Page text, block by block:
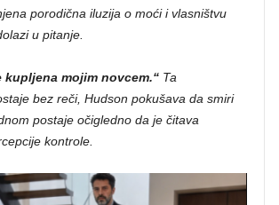
porodična iluzija o moći i vlasništvu
u pitanje.
kupljena mojim novcem.“Ta
bez reči, Hudson pokušava da smiri
postaje očigledno da je čitava
kontrole.